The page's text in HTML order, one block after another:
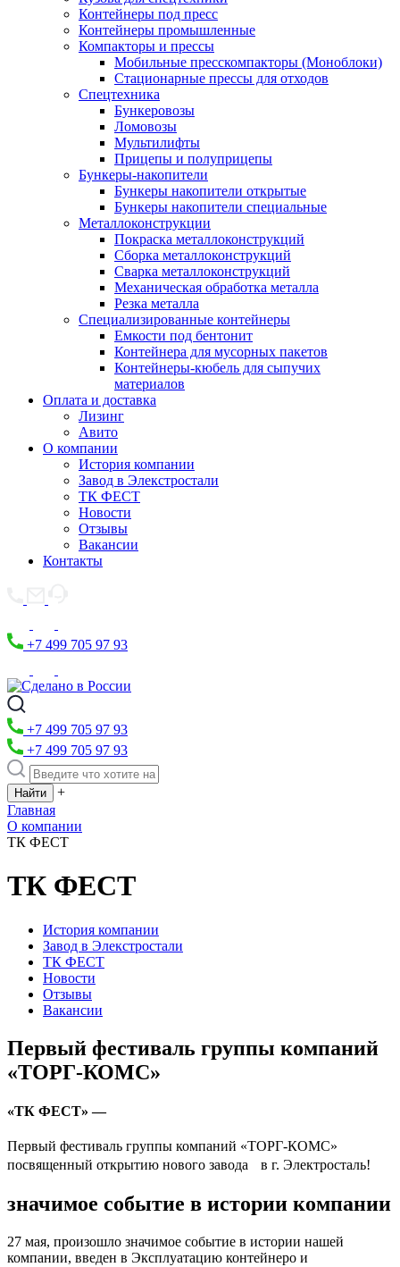
Контейнеры под пресс
Контейнеры промышленные
Компакторы и прессы
Мобильные пресскомпакторы (Моноблоки)
Стационарные прессы для отходов
Спецтехника
Бункеровозы
Ломовозы
Мультилифты
Прицепы и полуприцепы
Бункеры-накопители
Бункеры накопители открытые
Бункеры накопители специальные
Металлоконструкции
Покраска металлоконструкций
Сборка металлоконструкций
Сварка металлоконструкций
Механическая обработка металла
Резка металла
Специализированные контейнеры
Емкости под бентонит
Контейнера для мусорных пакетов
Контейнеры-кюбель для сыпучих
материалов
Оплата и доставка
Лизинг
Авито
О компании
История компании
Завод в Элекстростали
ТК ФЕСТ
Новости
Отзывы
Вакансии
Контакты
+7 499 705 97 93
+7 499 705 97 93
+7 499 705 97 93
+
Главная
О компании
ТК ФЕСТ
ТК ФЕСТ
История компании
Завод в Элекстростали
ТК ФЕСТ
Новости
Отзывы
Вакансии
Первый фестиваль группы компаний
«ТОРГ-КОМС»
«ТК ФЕСТ» —
Первый фестиваль группы компаний «ТОРГ-КОМС»
посвященный открытию нового завода в г. Электросталь!
значимое событие в истории компании
27 мая, произошло значимое событие в истории нашей
компании, введен в Эксплуатацию контейнеро и